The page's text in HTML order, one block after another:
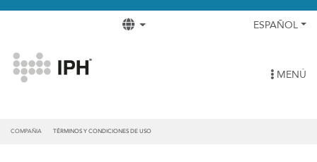
ESPAÑOL
MENÚ
COMPAÑIA TÉRMINOS Y CONDICIONES DE USO